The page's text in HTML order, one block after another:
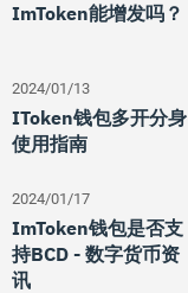
ImToken能增发吗？
2024/01/13
IToken钱包多开分身
使用指南
2024/01/17
ImToken钱包是否支
持BCD - 数字货币资
讯